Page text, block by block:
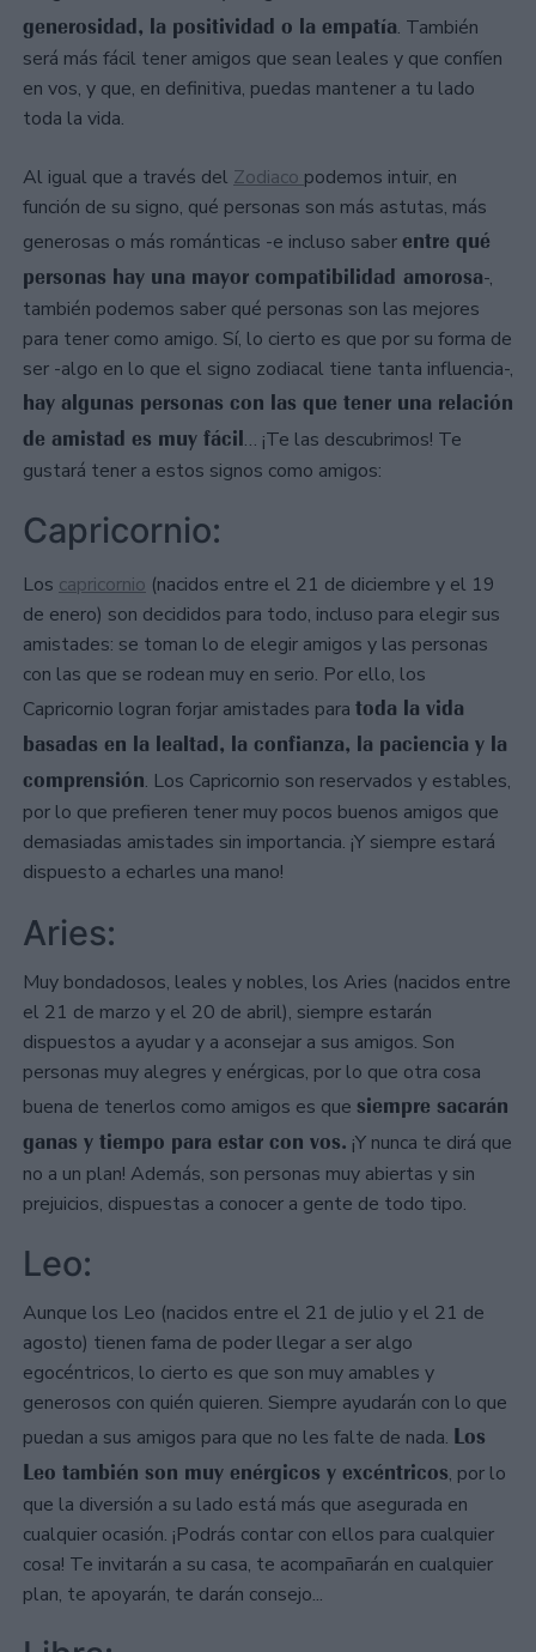
generosidad, la positividad o la empatía. También
será más fácil tener amigos que sean leales y que confíen
en vos, y que, en definitiva, puedas mantener a tu lado
toda la vida.
Al igual que a través del Zodiaco podemos intuir, en
función de su signo, qué personas son más astutas, más
generosas o más románticas -e incluso saberentre qué
personas hay una mayor compatibilidad amorosa-,
también podemos saber qué personas son las mejores
para tener como amigo. Sí, lo cierto es que por su forma de
ser -algo en lo que el signo zodiacal tiene tanta influencia-,
hay algunas personas con las que tener una relación
de amistad es muy fácil… ¡Te las descubrimos! Te
gustará tener a estos signos como amigos:
Capricornio:
Los capricornio (nacidos entre el 21 de diciembre y el 19
de enero) son decididos para todo, incluso para elegir sus
amistades: se toman lo de elegir amigos y las personas
con las que se rodean muy en serio. Por ello, los
Capricornio logran forjar amistades para toda la vida
basadas en la lealtad, la confianza, la paciencia y la
comprensión. Los Capricornio son reservados y estables,
por lo que prefieren tener muy pocos buenos amigos que
demasiadas amistades sin importancia. ¡Y siempre estará
dispuesto a echarles una mano!
Aries:
Muy bondadosos, leales y nobles, los Aries (nacidos entre
el 21 de marzo y el 20 de abril), siempre estarán
dispuestos a ayudar y a aconsejar a sus amigos. Son
personas muy alegres y enérgicas, por lo que otra cosa
buena de tenerlos como amigos es que siempre sacarán
ganas y tiempo para estar con vos. ¡Y nunca te dirá que
no a un plan! Además, son personas muy abiertas y sin
prejuicios, dispuestas a conocer a gente de todo tipo.
Leo:
Aunque los Leo (nacidos entre el 21 de julio y el 21 de
agosto) tienen fama de poder llegar a ser algo
egocéntricos, lo cierto es que son muy amables y
generosos con quién quieren. Siempre ayudarán con lo que
puedan a sus amigos para que no les falte de nada. Los
Leo también son muy enérgicos y excéntricos, por lo
que la diversión a su lado está más que asegurada en
cualquier ocasión. ¡Podrás contar con ellos para cualquier
cosa! Te invitarán a su casa, te acompañarán en cualquier
plan, te apoyarán, te darán consejo...